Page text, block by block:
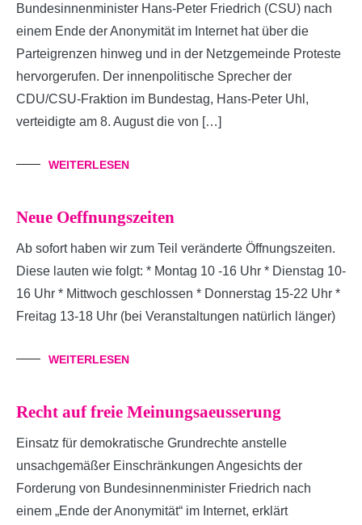
Bundesinnenminister Hans-Peter Friedrich (CSU) nach
einem Ende der Anonymität im Internet hat über die
Parteigrenzen hinweg und in der Netzgemeinde Proteste
hervorgerufen. Der innenpolitische Sprecher der
CDU/CSU-Fraktion im Bundestag, Hans-Peter Uhl,
verteidigte am 8. August die von […]
WEITERLESEN
Neue Oeffnungszeiten
Ab sofort haben wir zum Teil veränderte Öffnungszeiten.
Diese lauten wie folgt: * Montag 10 -16 Uhr * Dienstag 10-
16 Uhr * Mittwoch geschlossen * Donnerstag 15-22 Uhr *
Freitag 13-18 Uhr (bei Veranstaltungen natürlich länger)
WEITERLESEN
Recht auf freie Meinungsaeusserung
Einsatz für demokratische Grundrechte anstelle
unsachgemäßer Einschränkungen Angesichts der
Forderung von Bundesinnenminister Friedrich nach
einem „Ende der Anonymität“ im Internet, erklärt